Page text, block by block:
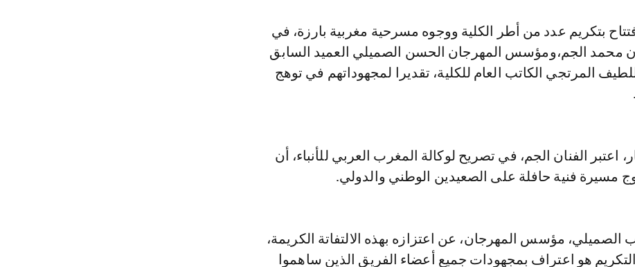
بتكريم عدد من أطر الكلية ووجوه مسرحية مغربية بارزة، في
محمد الجم،ومؤسس المهرجان الحسن الصميلي العميد السابق
المرتجي الكاتب العام للكلية، تقديرا لمجهوداتهم في توهج
اعتبر الفنان الجم، في تصريح لوكالة المغرب العربي للأنباء، أن
مسيرة فنية حافلة على الصعيدين الوطني والدولي.
الصميلي، مؤسس المهرجان، عن اعتزازه بهذه الالتفاتة الكريمة،
هو اعتراف بمجهودات جميع أعضاء الفريق الذين ساهموا